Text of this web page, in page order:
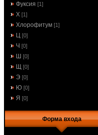
Фуксия [1]
Х [1]
Хлорофитум [1]
Ц [0]
Ч [0]
Ш [0]
Щ [0]
Э [0]
Ю [0]
Я [0]
Форма входа